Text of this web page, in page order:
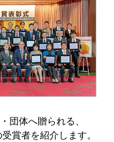
団体へ贈られる、
賞者を紹介します。